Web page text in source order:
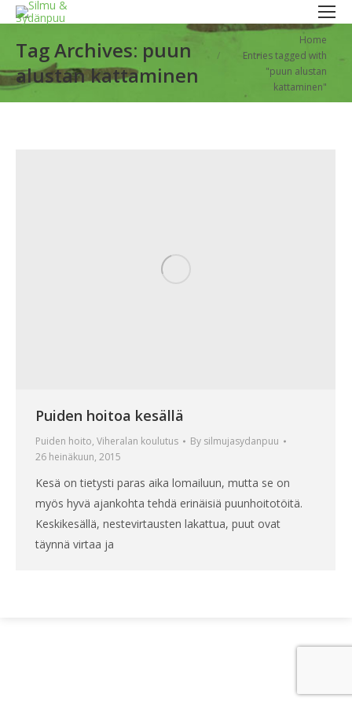
Tag Archives: puun
alustan kattaminen
Home
Entries tagged with
"puun alustan
kattaminen"
Puiden hoitoa kesällä
Puiden hoito, Viheralan koulutus By silmujasydanpuu
26 heinäkuun, 2015
Kesä on tietysti paras aika lomailuun, mutta se on
myös hyvä ajankohta tehdä erinäisiä puunhoitotöitä.
Keskikesällä, nestevirtausten lakattua, puut ovat
täynnä virtaa ja